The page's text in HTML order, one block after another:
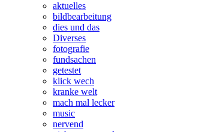
aktuelles
bildbearbeitung
dies und das
Diverses
fotografie
fundsachen
getestet
klick wech
kranke welt
mach mal lecker
music
nervend